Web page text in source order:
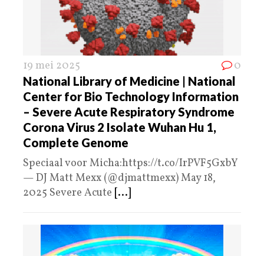
19 mei 2025 0
National Library of Medicine | National
Center for Bio Technology Information
– Severe Acute Respiratory Syndrome
Corona Virus 2 Isolate Wuhan Hu 1,
Complete Genome
Speciaal voor Micha:https://t.co/IrPVF5GxbY
— DJ Matt Mexx (@djmattmexx) May 18,
2025 Severe Acute [...]